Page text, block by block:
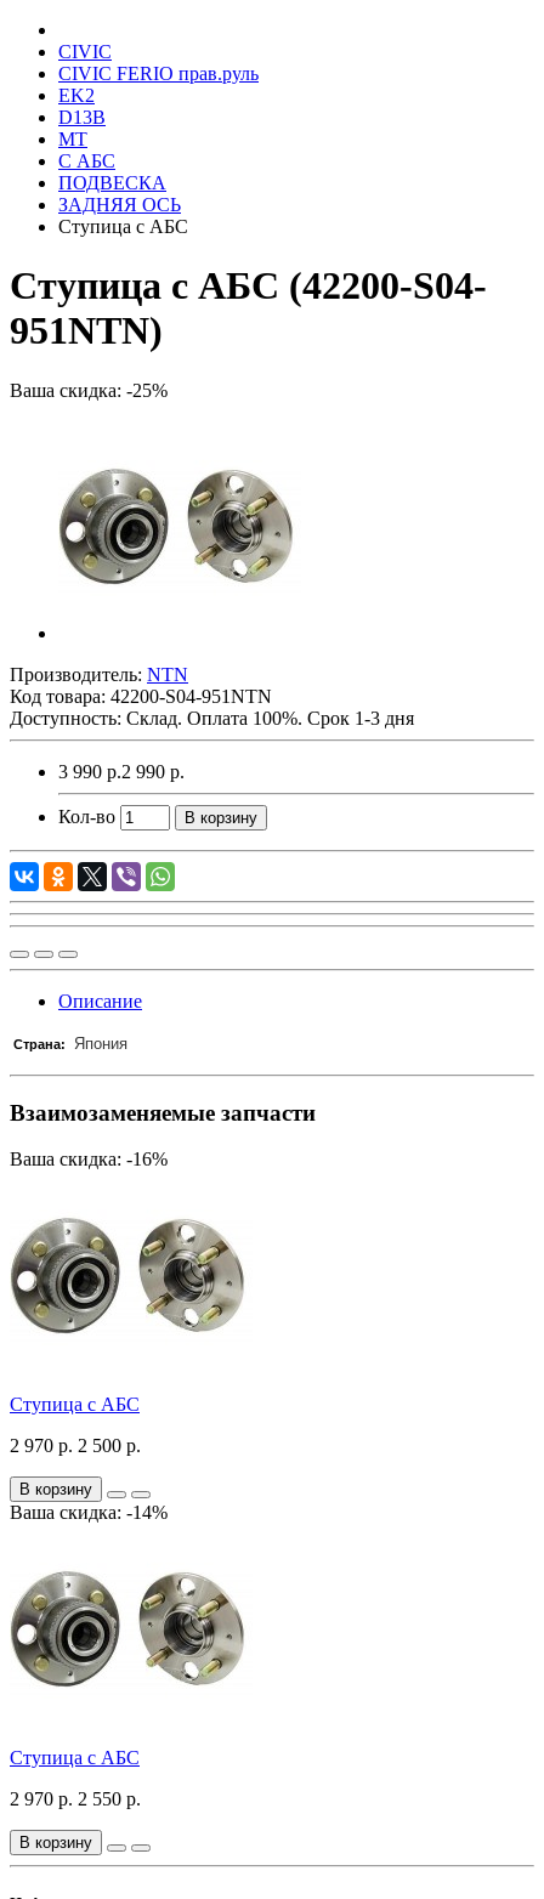
CIVIC
CIVIC FERIO прав.руль
EK2
D13B
MT
С АБС
ПОДВЕСКА
ЗАДНЯЯ ОСЬ
Ступица c АБС
Ступица c АБС (42200-S04-
951NTN)
Ваша скидка: -25%
Производитель: NTN
Код товара: 42200-S04-951NTN
Доступность: Склад. Оплата 100%. Срок 1-3 дня
3 990 р.2 990 р.
Кол-во В корзину
Описание
Страна: Япония
Взаимозаменяемые запчасти
Ваша скидка: -16%
Ступица c АБС
2 970 р. 2 500 р.
В корзину
Ваша скидка: -14%
Ступица с АБС
2 970 р. 2 550 р.
В корзину